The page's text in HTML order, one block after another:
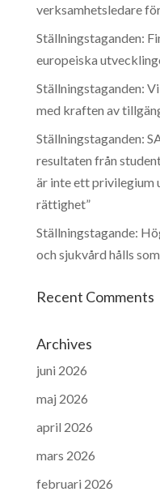
verksamhetsledare
Ställningstaganden:
europeiska
Ställningstaganden:
med kraften av
Ställningstaganden:
resultaten från
är inte ett privilegium
rättighet”
Ställningstagande:
och sjukvård hålls
Recent Comments
Archives
juni 2026
maj 2026
april 2026
mars 2026
februari 2026